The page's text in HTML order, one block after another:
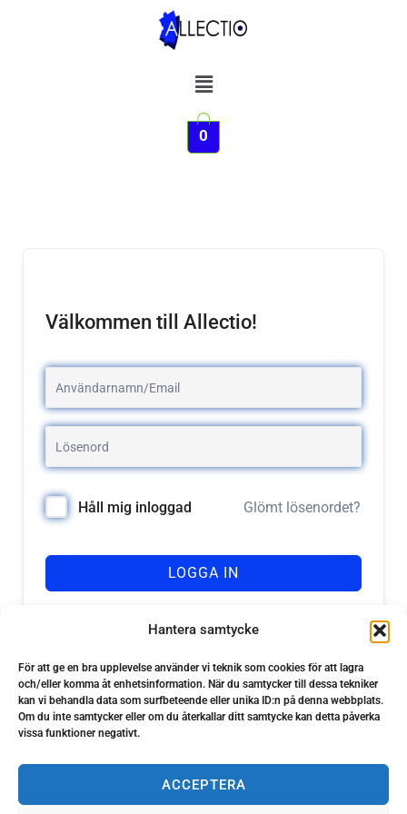
Hantera samtycke
För att ge en bra upplevelse använder vi teknik som cookies för att lagra
och/eller komma åt enhetsinformation. När du samtycker till dessa tekniker
kan vi behandla data som surfbeteende eller unika ID:n på denna webbplats.
Om du inte samtycker eller om du återkallar ditt samtycke kan detta påverka
vissa funktioner negativt.
ACCEPTERA
Meny
0
Välkommen till Allectio!
Håll mig inloggad Glömt lösenordet?
LOGGA IN
Har du inget konto? Registrera dig